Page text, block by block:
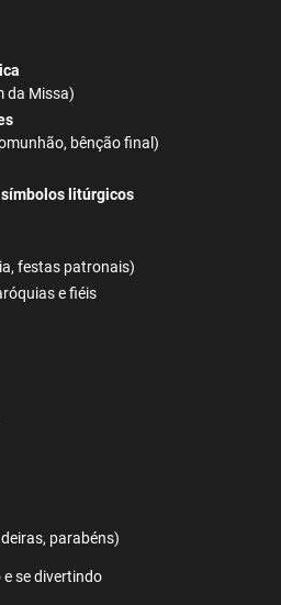
da Missa)
bênção final)
litúrgicos
festas patronais)
e fiéis
parabéns)
se divertindo